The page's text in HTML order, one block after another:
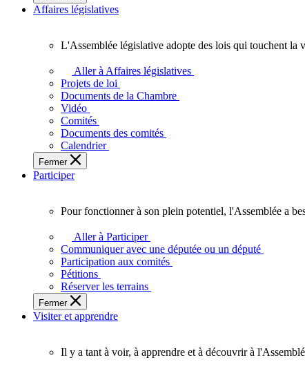
l'Assemblée
l'Ontario.
Affaires législatives
législative
adopte
touchent
vie
des
Ontariennes
Ontariens.
L'Assemblée législative adopte des lois qui touchent la
Aller à Affaires législatives
Projets de loi
Documents de la Chambre
Vidéo
Comités
Documents des comités
Calendrier
Fermer
Participer
fonctionner
plein
potentiel,
l'Assemblée
a
besoin
Pour fonctionner à son plein potentiel, l'Assemblée a
Aller à Participer
Communiquer avec une députée ou un député
Participation aux comités
Pétitions
Réserver les terrains
Fermer
Visiter et apprendre
Il y a tant à voir, à apprendre et à découvrir à